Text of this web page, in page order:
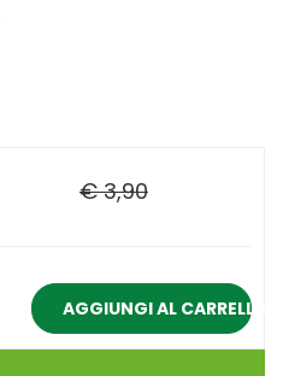
€ 3,90
AGGIUNGI AL CARRELLO